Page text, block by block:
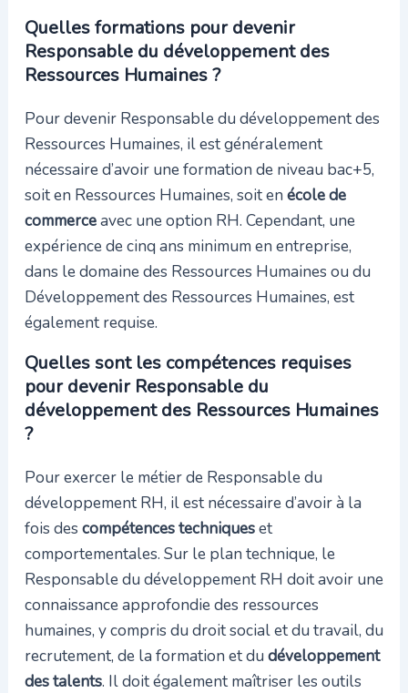
Quelles formations pour devenir
Responsable du développement des
Ressources Humaines ?
Pour devenir Responsable du développement des
Ressources Humaines, il est généralement
nécessaire d’avoir une formation de niveau bac+5,
soit en Ressources Humaines, soit en école de
commerceavec une option RH. Cependant, une
expérience de cinq ans minimum en entreprise,
dans le domaine des Ressources Humaines ou du
Développement des Ressources Humaines, est
également requise.
Quelles sont les compétences requises
pour devenir Responsable du
développement des Ressources Humaines
?
Pour exercer le métier de Responsable du
développement RH, il est nécessaire d’avoir à la
fois des compétences techniqueset
comportementales. Sur le plan technique, le
Responsable du développement RH doit avoir une
connaissance approfondie des ressources
humaines, y compris du droit social et du travail, du
recrutement, de la formation et du développement
des talents. Il doit également maîtriser les outils